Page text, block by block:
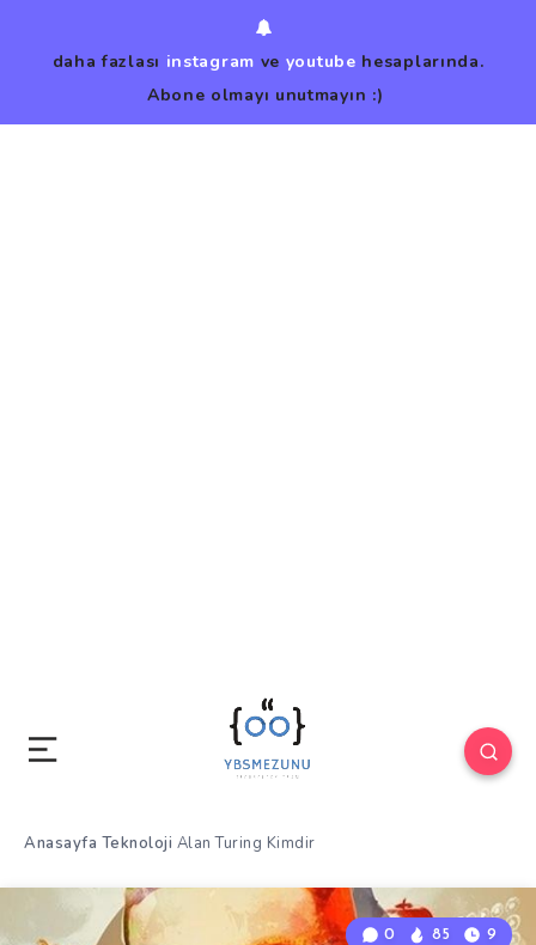
daha fazlası instagram ve youtube hesaplarında.
Abone olmayı unutmayın :)
Anasayfa Teknoloji Alan Turing Kimdir
0 85 9